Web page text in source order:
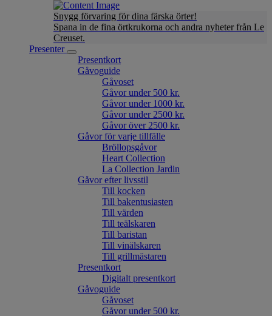
Snygg förvaring för dina färska örter!
Spana in de fina örtkrukorna och andra nyheter från Le
Creuset.
Presenter
Presentkort
Gåvoguide
Gåvoset
Gåvor under 500 kr.
Gåvor under 1000 kr.
Gåvor under 2500 kr.
Gåvor över 2500 kr.
Gåvor för varje tillfälle
Bröllopsgåvor
Heart Collection
La Collection Jardin
Gåvor efter livsstil
Till kocken
Till bakentusiasten
Till värden
Till teälskaren
Till baristan
Till vinälskaren
Till grillmästaren
Presentkort
Digitalt presentkort
Gåvoguide
Gåvoset
Gåvor under 500 kr.